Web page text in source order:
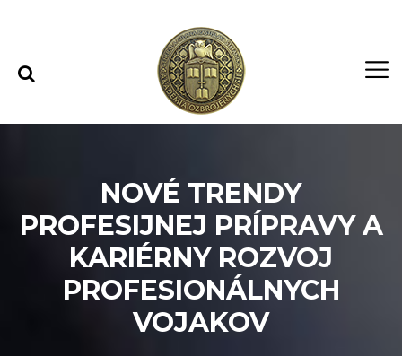
NOVÉ TRENDY
PROFESIJNEJ PRÍPRAVY A
KARIÉRNY ROZVOJ
PROFESIONÁLNYCH
VOJAKOV